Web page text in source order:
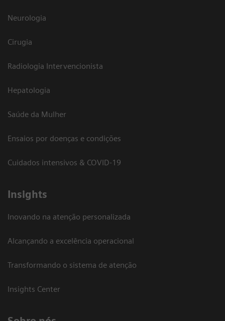
Neurologia
Cirugia
Radiologia Intervencionista
Hepatologia
Saúde da Mulher
Ensaios por doenças e condições
Cuidados intensivos & COVID-19
Insights
Inovando na atenção personalizada
Alcançando a excelência operacional
Transformando o sistema de atenção
Insights Center